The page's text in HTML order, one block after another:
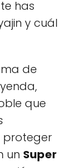
has
y cuál
de
que
proteger
un Super